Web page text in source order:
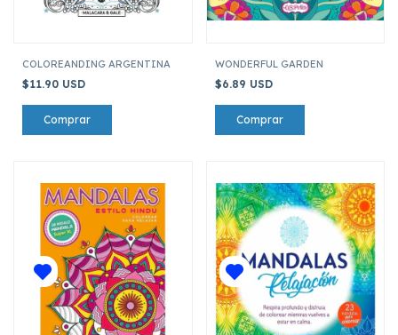
COLOREANDING ARGENTINA
$11.90 USD
WONDERFUL GARDEN
$6.89 USD